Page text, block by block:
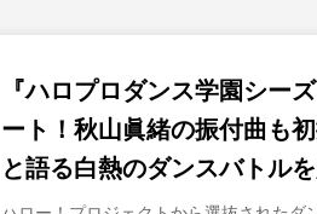
『ハロプロダンス学園シー
ート！秋山眞緒の振付曲も
と語る白熱のダンスバトル